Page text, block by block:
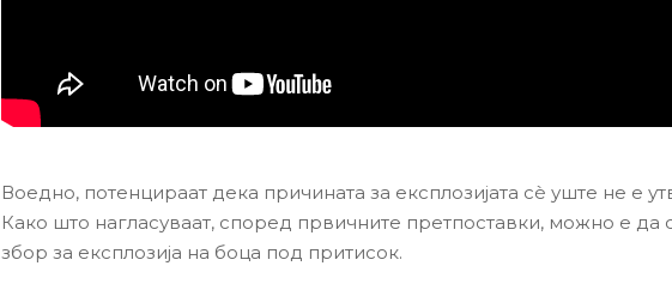
Воедно, потенцираат дека причината за експлозијата сè уште не е
Како што нагласуваат, според првичните претпоставки, можно е да
збор за експлозија на боца под притисок.